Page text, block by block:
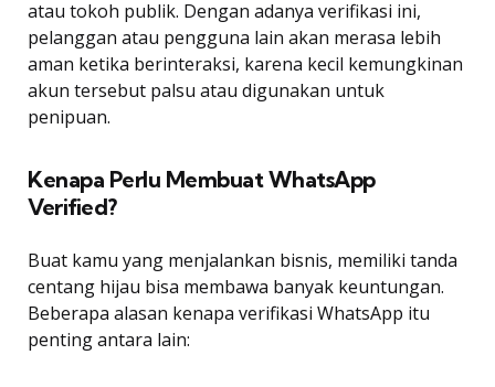
atau tokoh publik. Dengan adanya verifikasi ini,
pelanggan atau pengguna lain akan merasa lebih
aman ketika berinteraksi, karena kecil kemungkinan
akun tersebut palsu atau digunakan untuk
penipuan.
Kenapa Perlu Membuat WhatsApp
Verified?
Buat kamu yang menjalankan bisnis, memiliki tanda
centang hijau bisa membawa banyak keuntungan.
Beberapa alasan kenapa verifikasi WhatsApp itu
penting antara lain: